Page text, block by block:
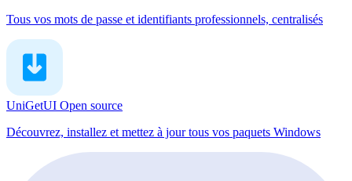
Tous vos mots de passe et identifiants professionnels, centralisés
UniGetUI Open source
Découvrez, installez et mettez à jour tous vos paquets Windows